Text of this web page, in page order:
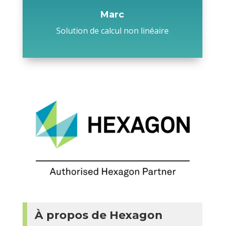
Marc
Solution de calcul non linéaire
À propos de Hexagon